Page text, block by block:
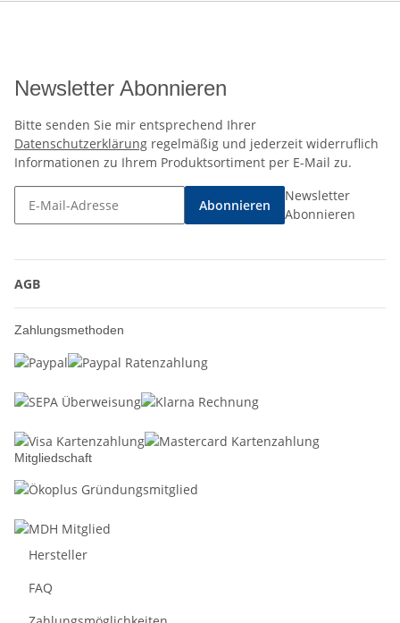
Newsletter Abonnieren
Bitte senden Sie mir entsprechend Ihrer
Datenschutzerklärung regelmäßig und jederzeit widerruflich
Informationen zu Ihrem Produktsortiment per E-Mail zu.
Abonnieren
Newsletter
Abonnieren
AGB
Zahlungsmethoden
Mitgliedschaft
Hersteller
FAQ